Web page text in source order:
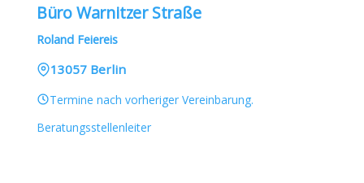
Büro Warnitzer Straße
Roland Feiereis
13057 Berlin
Termine nach vorheriger Vereinbarung.
Beratungsstellenleiter